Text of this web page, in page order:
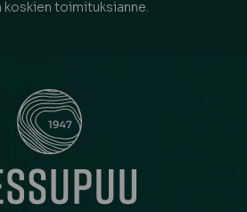
koskien toimituksianne.